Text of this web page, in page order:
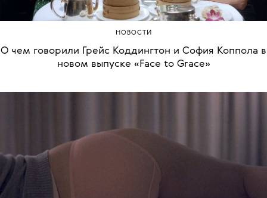
НОВОСТИ
О чем говорили Грейс Коддингтон и София Коппола в
новом выпуске «Face to Grace»